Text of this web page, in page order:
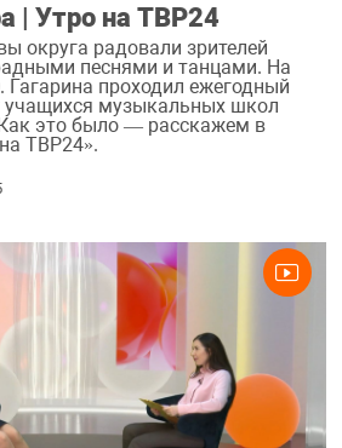
| Утро на ТВР24
округа радовали зрителей
песнями и танцами. На
проходил ежегодный
учащихся музыкальных школ
это было — расскажем в
ТВР24».